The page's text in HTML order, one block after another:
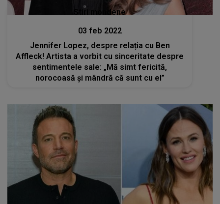
Stiri mondene
03 feb 2022
Jennifer Lopez, despre relația cu Ben
Affleck! Artista a vorbit cu sinceritate despre
sentimentele sale: „Mă simt fericită,
norocoasă și mândră că sunt cu el”